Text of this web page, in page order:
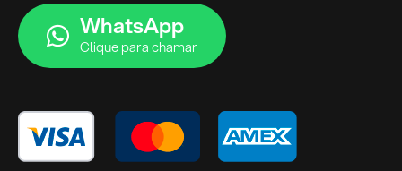
WhatsApp
Clique para chamar